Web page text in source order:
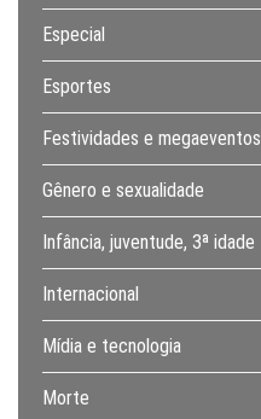
Especial
Esportes
Festividades e megaeventos
Gênero e sexualidade
Infância, juventude, 3ª idade
Internacional
Mídia e tecnologia
Morte